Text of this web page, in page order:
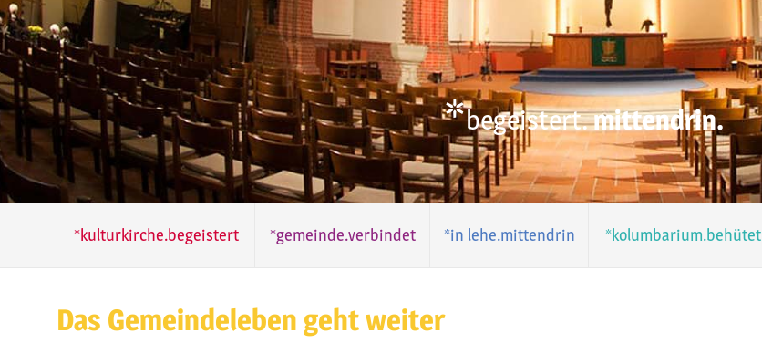
*begeistert.mittendrin.
*kulturkirche.begeistert *gemeinde.verbindet *in lehe.mittendrin *kolumbarium.behütet
Das Gemeindeleben geht weiter